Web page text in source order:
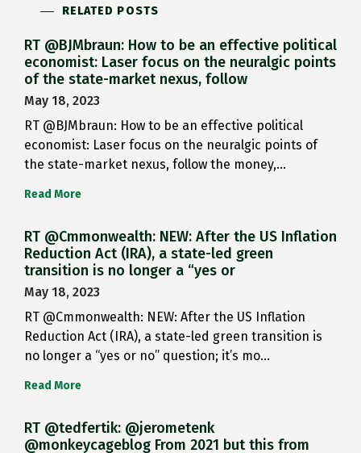
RELATED POSTS
RT @BJMbraun: How to be an effective political
economist: Laser focus on the neuralgic points
of the state-market nexus, follow
May 18, 2023
RT @BJMbraun: How to be an effective political
economist: Laser focus on the neuralgic points of
the state-market nexus, follow the money,…
Read More
RT @Cmmonwealth: NEW: After the US Inflation
Reduction Act (IRA), a state-led green
transition is no longer a “yes or
May 18, 2023
RT @Cmmonwealth: NEW: After the US Inflation
Reduction Act (IRA), a state-led green transition is
no longer a “yes or no” question; it’s mo…
Read More
RT @tedfertik: @jerometenk
@monkeycageblog From 2021 but this from